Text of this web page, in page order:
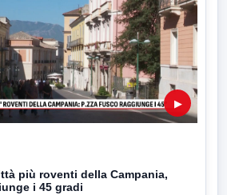
▶
più roventi della Campania,
i 45 gradi